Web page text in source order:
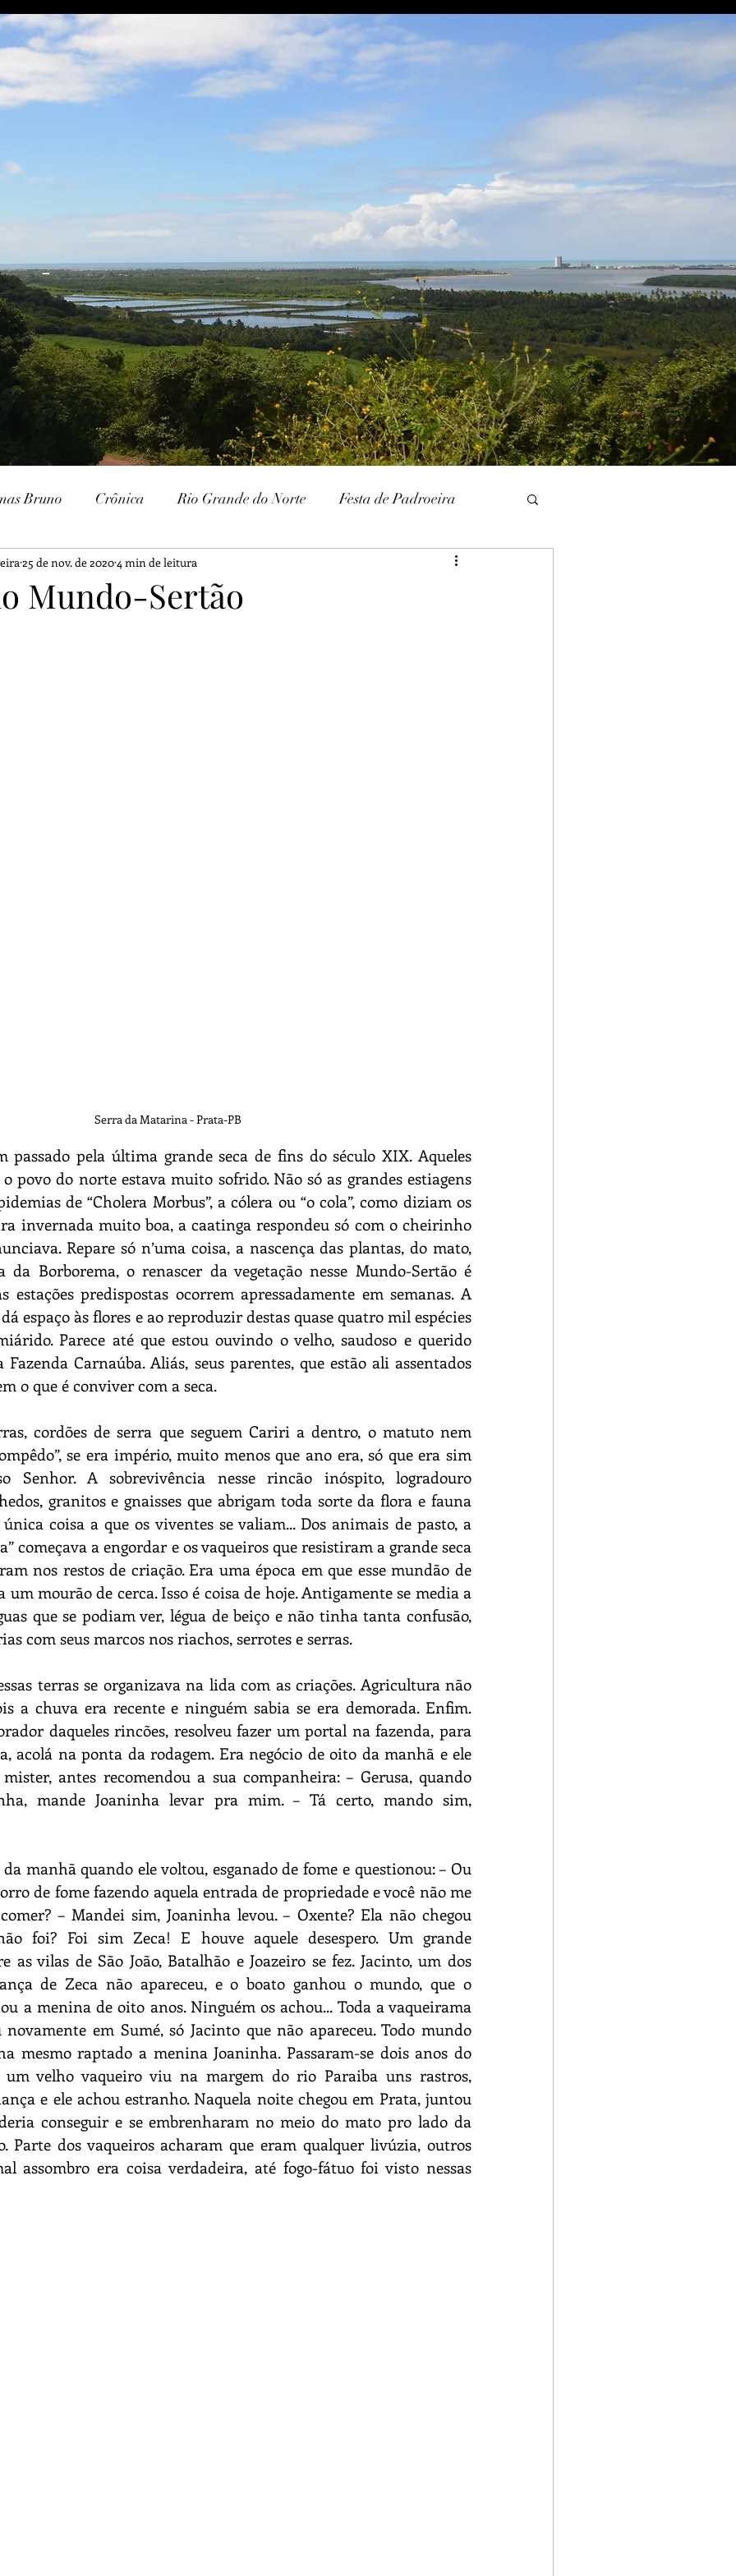
Bruno Crônica Rio Grande do Norte Festa de Padroeira
Paraíba Patrimônio Histórico Literatura
Mundo-Sertão
25 de nov. de 20204 min de leitura
Serra da Matarina - Prata-PB
passado pela última grande seca de fins do século XIX. Aqueles
o povo do norte estava muito sofrido. Não só as grandes estiagens
de “Cholera Morbus”, a cólera ou “o cola”, como diziam os
invernada muito boa, a caatinga respondeu só com o cheirinho
Repare só n’uma coisa, a nascença das plantas, do mato,
da Borborema, o renascer da vegetação nesse Mundo-Sertão é
estações predispostas ocorrem apressadamente em semanas. A
espaço às flores e ao reproduzir destas quase quatro mil espécies
Parece até que estou ouvindo o velho, saudoso e querido
Carnaúba. Aliás, seus parentes, que estão ali assentados
o que é conviver com a seca.
cordões de serra que seguem Cariri a dentro, o matuto nem
se era império, muito menos que ano era, só que era sim
Senhor. A sobrevivência nesse rincão inóspito, logradouro
granitos e gnaisses que abrigam toda sorte da flora e fauna
coisa a que os viventes se valiam... Dos animais de pasto, a
começava a engordar e os vaqueiros que resistiram a grande seca
nos restos de criação. Era uma época em que esse mundão de
um mourão de cerca. Isso é coisa de hoje. Antigamente se media a
que se podiam ver, légua de beiço e não tinha tanta confusão,
com seus marcos nos riachos, serrotes e serras.
terras se organizava na lida com as criações. Agricultura não
a chuva era recente e ninguém sabia se era demorada. Enfim.
daqueles rincões, resolveu fazer um portal na fazenda, para
acolá na ponta da rodagem. Era negócio de oito da manhã e ele
antes recomendou a sua companheira: – Gerusa, quando
mande Joaninha levar pra mim. – Tá certo, mando sim,
da manhã quando ele voltou, esganado de fome e questionou: – Ou
de fome fazendo aquela entrada de propriedade e você não me
– Mandei sim, Joaninha levou. – Oxente? Ela não chegou
foi? Foi sim Zeca! E houve aquele desespero. Um grande
as vilas de São João, Batalhão e Joazeiro se fez. Jacinto, um dos
de Zeca não apareceu, e o boato ganhou o mundo, que o
a menina de oito anos. Ninguém os achou... Toda a vaqueirama
em Sumé, só Jacinto que não apareceu. Todo mundo
mesmo raptado a menina Joaninha. Passaram-se dois anos do
um velho vaqueiro viu na margem do rio Paraiba uns rastros,
e ele achou estranho. Naquela noite chegou em Prata, juntou
conseguir e se embrenharam no meio do mato pro lado da
Parte dos vaqueiros acharam que eram qualquer livúzia, outros
assombro era coisa verdadeira, até fogo-fátuo foi visto nessas